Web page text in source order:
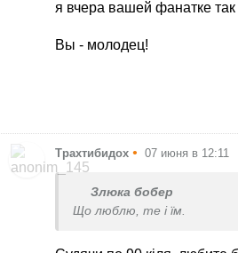
я вчера вашей фанатке
Вы - молодец!
Трахтибидох • 07 июня в 12:11
Злюка бобер
Що люблю, те і їм.